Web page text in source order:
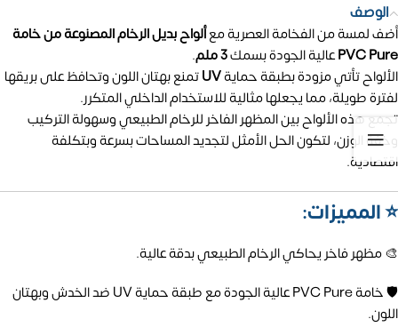
الوصف
أضف لمسة من الفخامة العصرية معألواح بديل الرخام المصنوعة من خامة
PVC Pureعالية الجودة بسمك3 ملم
.
الألواح تأتي مزودة بطبقة حمايةUVتمنع بهتان اللون وتحافظ على بريقها
لفترة طويلة، مما يجعلها مثالية للاستخدام الداخلي المتكرر.
تجمع هذه الألواح بين المظهر الفاخر للرخام الطبيعي وسهولة التركيب
وخفة الوزن، لتكون الحل الأمثل لتجديد المساحات بسرعة وبتكلفة
اقتصادية.
⭐ المميزات:
🎨 مظهر فاخر يحاكي الرخام الطبيعي بدقة عالية.
🛡️ خامة PVC Pure عالية الجودة مع طبقة حماية UV ضد الخدش وبهتان
اللون.